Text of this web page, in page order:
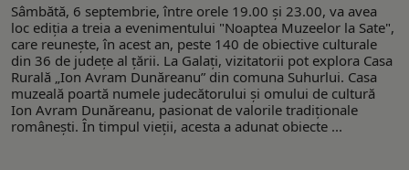
Sâmbătă, 6 septembrie, între orele 19.00 şi 23.00, va avea
loc ediția a treia a evenimentului "Noaptea Muzeelor la Sate",
care reunește, în acest an, peste 140 de obiective culturale
din 36 de județe al ţării. La Galați, vizitatorii pot explora Casa
Rurală „Ion Avram Dunăreanu” din comuna Suhurlui. Casa
muzeală poartă numele judecătorului și omului de cultură
Ion Avram Dunăreanu, pasionat de valorile tradiționale
românești. În timpul vieții, acesta a adunat obiecte ...